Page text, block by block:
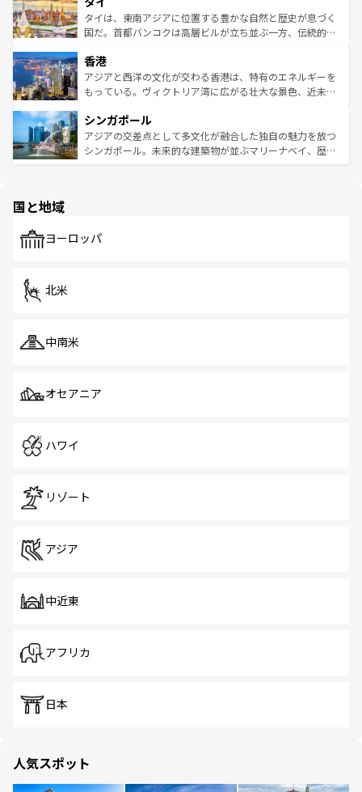
わってみてほしい。 なお、新着の韓国情報はコンテンツ一
覧を参照してほしい。
ーチミン市のフランス統治時代の建物も、独特の雰囲気を
醸し出している。また、バラエティの豊かさとおいしさで
とつ。フォーやバインミー、ベトナムコーヒーなどは、ぜ
ひ現地で味わいたい。どの地域を訪れてもあたたかい人々
が旅行者を迎えてくれるので、きっと忘れられない旅にな
参照してほしい。
タイは、東南アジアに位置する豊かな自然と歴史が息づく
国だ。首都バンコクは高層ビルが立ち並ぶ一方、伝統的な
の活気が交差している。北部ではチェンマイなどの山岳地
帯で自然と触れ合い、南部ではプーケットやクラビの美し
いビーチでリゾート気分を楽しむことができる。タイ料理
激する。気候は一年中温暖で、どの季節にも異なる楽しみ
が待っている。親しみやすいタイの人々、仏教を中心とし
た文化、そして多様な観光資源が、訪れる旅人を魅了し続
香港
アジアと西洋の文化が交わる香港は、特有のエネルギーを
もっている。ヴィクトリア湾に広がる壮大な景色、近未来
み、どこを訪れても感動するはず。観光スポットが密集し
ており、効率よく見どころを回れるのも魅力。息をのむよ
うな絶景から文化的な体験まで、香港を存分に楽しみ尽く
シンガポール
アジアの交差点として多文化が融合した独自の魅力を放つ
シンガポール。未来的な建築物が並ぶマリーナベイ、歴史
で、ホーカーズは地元の風情を楽しめる外せないスポット
国と地域
ヨーロッパ
北米
中南米
オセアニア
ハワイ
リゾート
アジア
中近東
アフリカ
日本
人気スポット